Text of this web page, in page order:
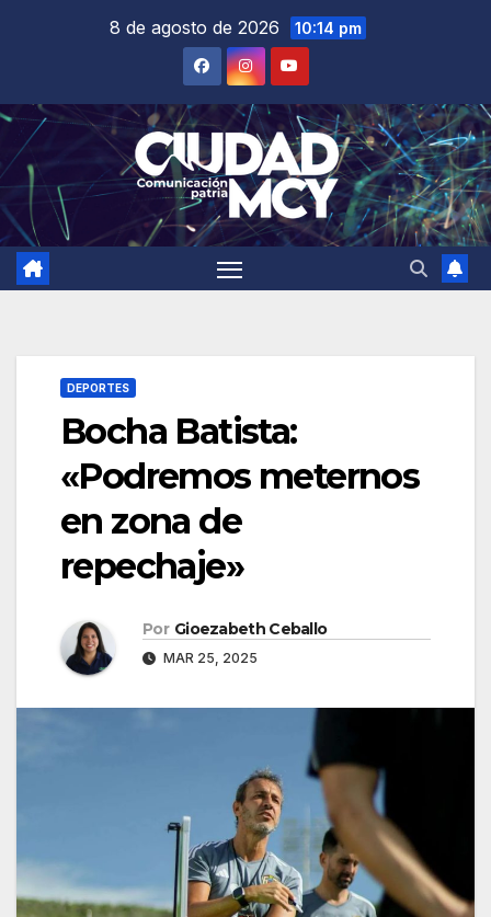
8 de agosto de 2026 10:14 pm
DEPORTES
Bocha Batista:
«Podremos meternos
en zona de
repechaje»
Por Gioezabeth Ceballo
MAR 25, 2025